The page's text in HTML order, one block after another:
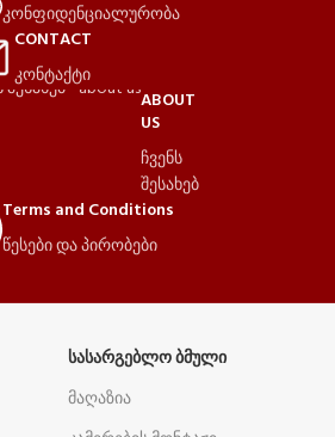
კონფიდენციალურობა
CONTACT
კონტაქტი
ABOUT
US
ჩვენს
შესახებ
Terms and Conditions
წესები და პირობები
ᲡᲐᲡᲐᲠᲒᲔᲑᲚᲝ ᲑᲛᲣᲚᲘ
მაღაზია